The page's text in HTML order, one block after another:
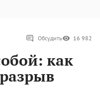
Обсудить 16 982
как